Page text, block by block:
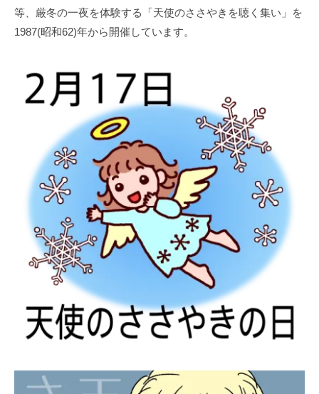
等、厳冬の一夜を体験する「天使のささやきを聴く集い」を
1987(昭和62)年から開催しています。